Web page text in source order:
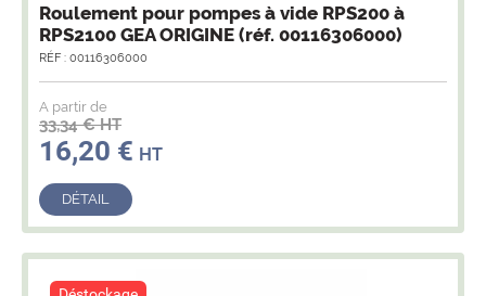
Roulement pour pompes à vide RPS200 à
RPS2100 GEA ORIGINE (réf. 00116306000)
RÉF : 00116306000
A partir de
33,34 € HT
16,20 € HT
DÉTAIL